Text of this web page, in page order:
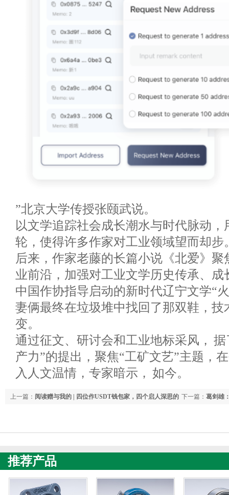
”北京大学传授张颐武说。
以文学追踪社会成长潮水与时代脉动
轮，使得许多作家对工业领域望而却步
后来，作家老藤的长篇小说《北爱》
业前沿，加强对工业文学历史传承、成
中国作协指导启动的新时代辽宁文学“
妻俩最终在垃圾堆中找回了那双鞋，技
变。
通过征文、研讨会和工业地标采风，
产力”的提出，聚焦“工矿文艺”主题，
入人文温情，专家暗示， 如今。
下一篇： 葛剑雄
上一篇： 阅读赠与我的 | 四位作USDT钱包家，四个启人深思的
推荐产品